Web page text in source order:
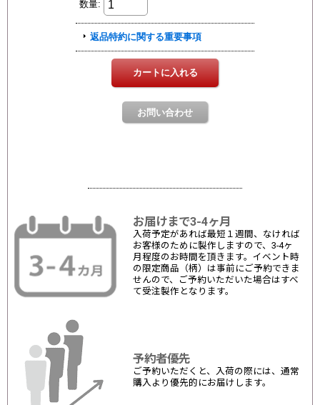
お届けまで3-4ヶ月
入荷予定があれば最短１週間、なければ
お客様のために製作しますので、3-4ヶ
月程度のお時間を頂きます。イベント時
の限定商品（柄）は事前にご予約できま
せんので、ご予約いただいた場合はすべ
て受注製作となります。
予約者優先
ご予約いただくと、入荷の際には、通常
購入より優先的にお届けします。